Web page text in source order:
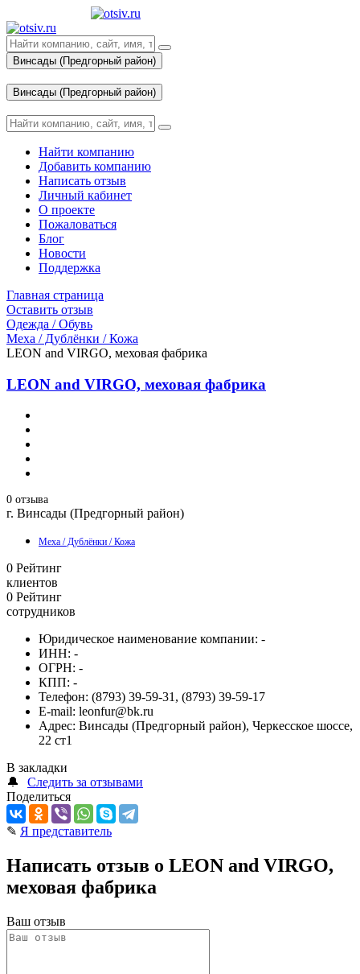
Винсады (Предгорный район)
Винсады (Предгорный район)
Найти компанию
Добавить компанию
Написать отзыв
Личный кабинет
О проекте
Пожаловаться
Блог
Новости
Поддержка
Главная страница
Оставить отзыв
Одежда / Обувь
Меха / Дублёнки / Кожа
LEON and VIRGO, меховая фабрика
LEON and VIRGO, меховая фабрика
0 отзыва
г. Винсады (Предгорный район)
Меха / Дублёнки / Кожа
0 Рейтинг
клиентов
0 Рейтинг
сотрудников
Юридическое наименование компании: -
ИНН: -
ОГРН: -
КПП: -
Телефон: (8793) 39-59-31, (8793) 39-59-17
E-mail: leonfur@bk.ru
Адрес: Винсады (Предгорный район), Черкесское шоссе,
22 ст1
В закладки
🔔
Следить за отзывами
Поделиться
✎ Я представитель
Написать отзыв о LEON and VIRGO,
меховая фабрика
Ваш отзыв